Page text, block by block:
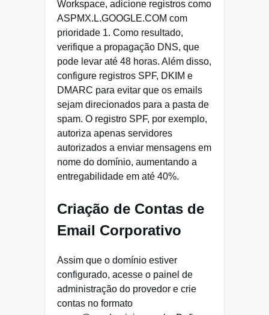
Workspace, adicione registros como
ASPMX.L.GOOGLE.COM com
prioridade 1. Como resultado,
verifique a propagação DNS, que
pode levar até 48 horas. Além disso,
configure registros SPF, DKIM e
DMARC para evitar que os emails
sejam direcionados para a pasta de
spam. O registro SPF, por exemplo,
autoriza apenas servidores
autorizados a enviar mensagens em
nome do domínio, aumentando a
entregabilidade em até 40%.
Criação de Contas de
Email Corporativo
Assim que o domínio estiver
configurado, acesse o painel de
administração do provedor e crie
contas no formato